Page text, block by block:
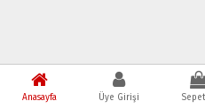
Anasayfa Üye Girişi